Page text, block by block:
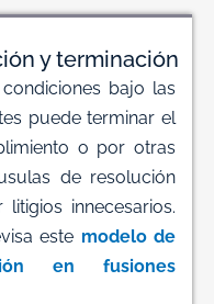
y terminación
bajo las
puede terminar el
o por otras
de resolución
innecesarios.
este modelo de
en fusiones